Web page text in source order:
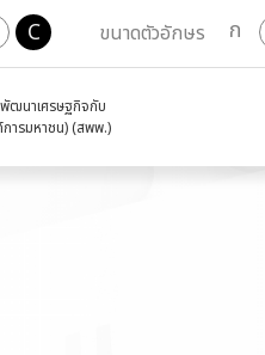
C ขนาดตัวอักษร ก
ฒนาเศรษฐกิจกับ
การมหาชน) (สพพ.)